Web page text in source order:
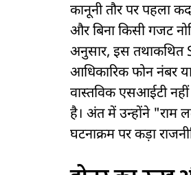
कानूनी तौर पर पहला
और बिना किसी गजट
अनुसार, इस तथाकथित
आधिकारिक फोन नंबर
वास्तविक एसआईटी
है। अंत में उन्होंने "राम
घटनाक्रम पर कड़ा